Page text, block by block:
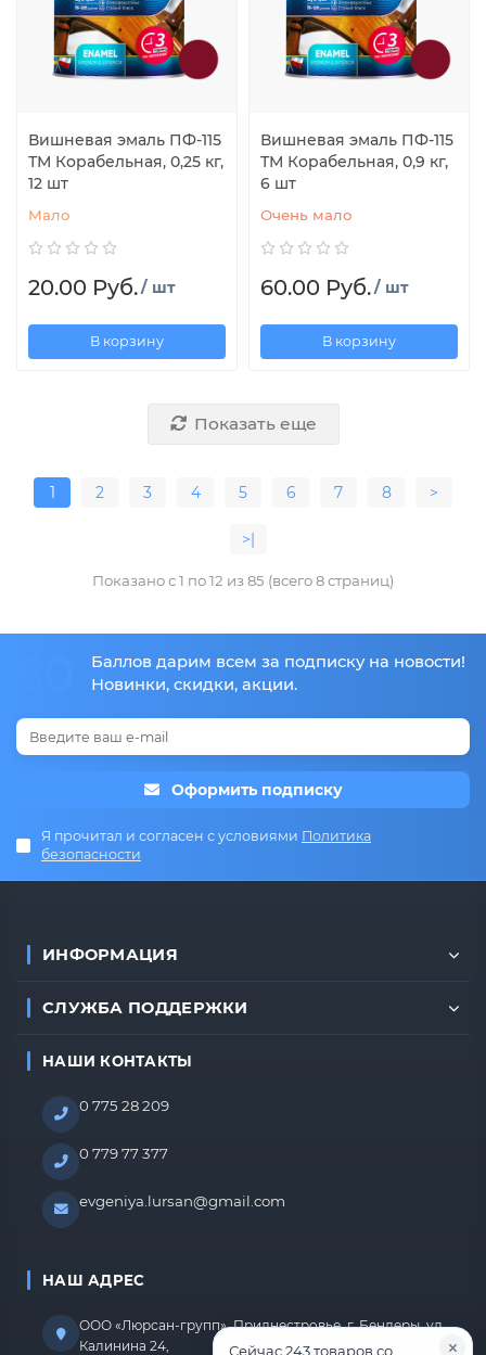
Вишневая эмаль ПФ-115
ТМ Корабельная, 0,25 кг,
12 шт
Мало
20.00 Руб./ шт
В корзину
Вишневая эмаль ПФ-115
ТМ Корабельная, 0,9 кг,
6 шт
Очень мало
60.00 Руб./ шт
В корзину
Показать еще
1 2 3 4 5 6 7 8 >
>|
Показано с 1 по 12 из 85 (всего 8 страниц)
Баллов дарим всем за подписку на новости!
Новинки, скидки, акции.
Оформить подписку
Я прочитал и согласен с условиями Политика
безопасности
ИНФОРМАЦИЯ
СЛУЖБА ПОДДЕРЖКИ
НАШИ КОНТАКТЫ
0 775 28 209
0 779 77 377
evgeniya.lursan@gmail.com
НАШ АДРЕС
ООО «Люрсан-групп», Приднестровье, г. Бендеры, ул.
Калинина 24,
Сейчас 243 товаров со